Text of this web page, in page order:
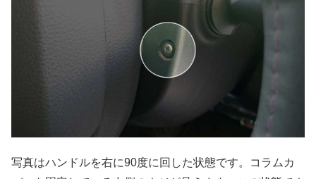
写真はハンドルを右に90度に回した状態です。コラムカ